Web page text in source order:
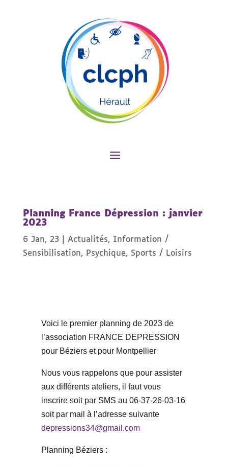
Planning France Dépression : janvier
2023
6 Jan, 23| Actualités, Information /
Sensibilisation, Psychique, Sports / Loisirs
Voici le premier planning de 2023 de
l’association FRANCE DEPRESSION
pour Béziers et pour Montpellier
Nous vous rappelons que pour assister
aux différents ateliers, il faut vous
inscrire soit par SMS au 06-37-26-03-16
soit par mail à l’adresse suivante
depressions34@gmail.com
Planning Béziers :